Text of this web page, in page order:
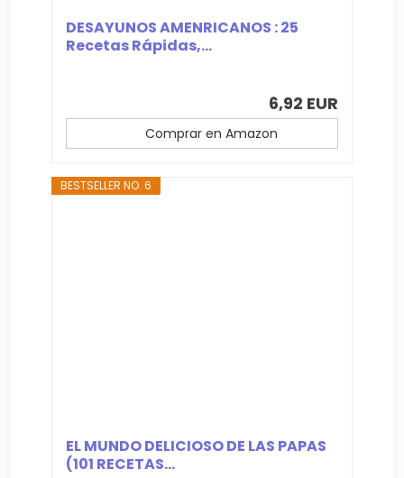
DESAYUNOS AMENRICANOS : 25
Recetas Rápidas,...
6,92 EUR
Comprar en Amazon
BESTSELLER NO. 6
EL MUNDO DELICIOSO DE LAS PAPAS
(101 RECETAS...